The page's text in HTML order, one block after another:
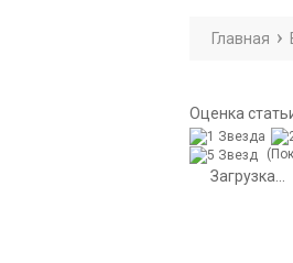
Главная
Оценка
Загрузка...